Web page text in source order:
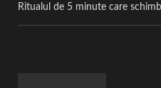
Ritualul de 5 minute care